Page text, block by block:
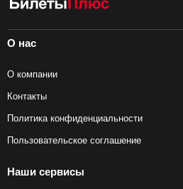
О нас
О компании
Контакты
Политика конфиденциальности
Пользовательское соглашение
Наши сервисы